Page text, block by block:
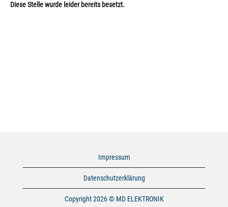
Diese Stelle wurde leider bereits besetzt.
Impressum
Datenschutzerklärung
Copyright 2026 © MD ELEKTRONIK